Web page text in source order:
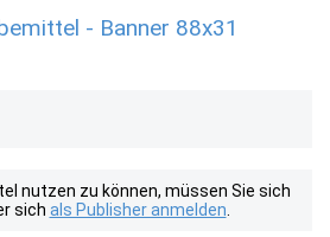
- Banner 88x31
nutzen zu können, müssen Sie sich
sich als Publisher anmelden